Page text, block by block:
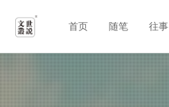
首页 随笔 往事